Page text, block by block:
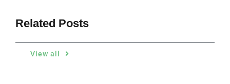
Related Posts
View all